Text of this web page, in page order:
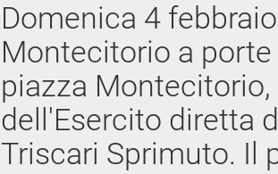
Domenica 4
Montecitorio a
piazza
dell'Esercito diretta
Triscari Sprimuto. Il